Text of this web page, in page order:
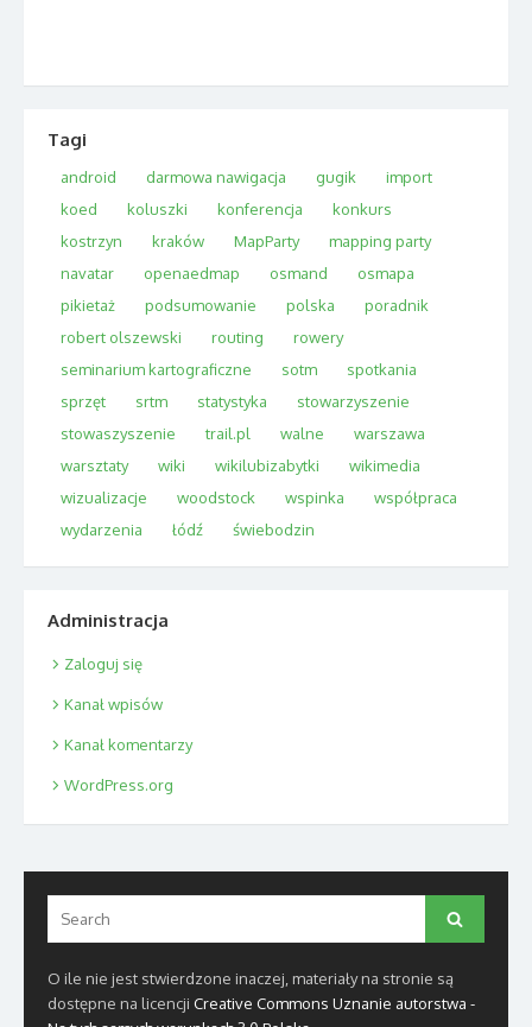
Tagi
android darmowa nawigacja gugik
import
koed
koluszki konferencja
konkurs
kostrzyn
kraków MapParty
mapping party
navatar
openaedmap osmand
osmapa
pikietaż
podsumowanie polska
poradnik
robert olszewski
routing
rowery
seminarium kartograficzne
sotm
spotkania
sprzęt
srtm statystyka
stowarzyszenie
stowaszyszenie
trail.pl walne
warszawa
warsztaty
wiki wikilubizabytki
wikimedia
wizualizacje
woodstock wspinka
współpraca
wydarzenia
łódź świebodzin
Administracja
Zaloguj się
Kanał wpisów
Kanał komentarzy
WordPress.org
for:
Search
O ile nie jest stwierdzone inaczej, materiały na stronie są
dostępne na licencji Creative Commons Uznanie autorstwa -